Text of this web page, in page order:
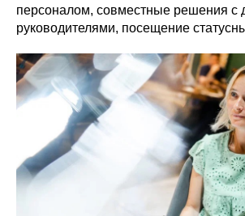
персоналом, совместные решения с
руководителями, посещение